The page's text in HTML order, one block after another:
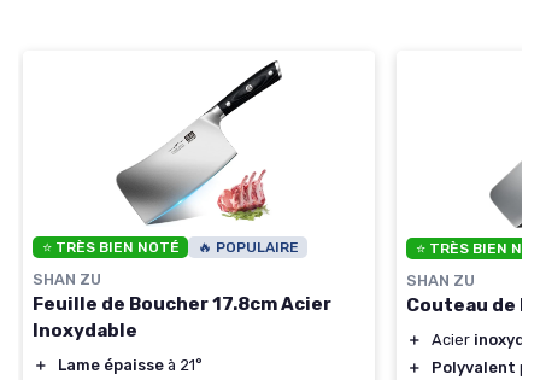
⭐ TRÈS BIEN NOTÉ 🔥 POPULAIRE
SHAN ZU
Feuille de Boucher 17.8cm Acier
Inoxydable
＋ Lame épaisse à 21°
⭐ TRÈS BIEN
SHAN ZU
Couteau de
＋ Acier
＋
Polyvalent